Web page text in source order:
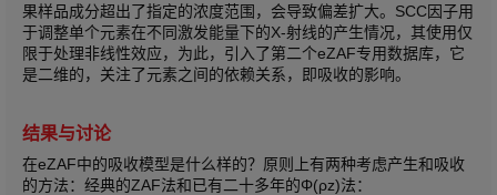
o
n
果样品成分超出了指定的浓度范围，会导致偏差扩大。SCC因子用
于调整单个元素在不同激发能量下的X-射线的产生情况，其使用仅
限于处理非线性效应，为此，引入了第二个eZAF专用数据库，它
是二维的，关注了元素之间的依赖关系，即吸收的影响。
结果与讨论
在eZAF中的吸收模型是什么样的？原则上有两种考虑产生和吸收
的方法：经典的ZAF法和已有二十多年的Φ(ρz)法：